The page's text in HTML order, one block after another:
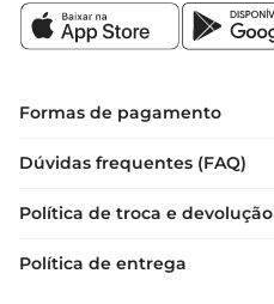
Formas de pagamento
Dúvidas frequentes (FAQ)
Política de troca e devolução
Política de entrega